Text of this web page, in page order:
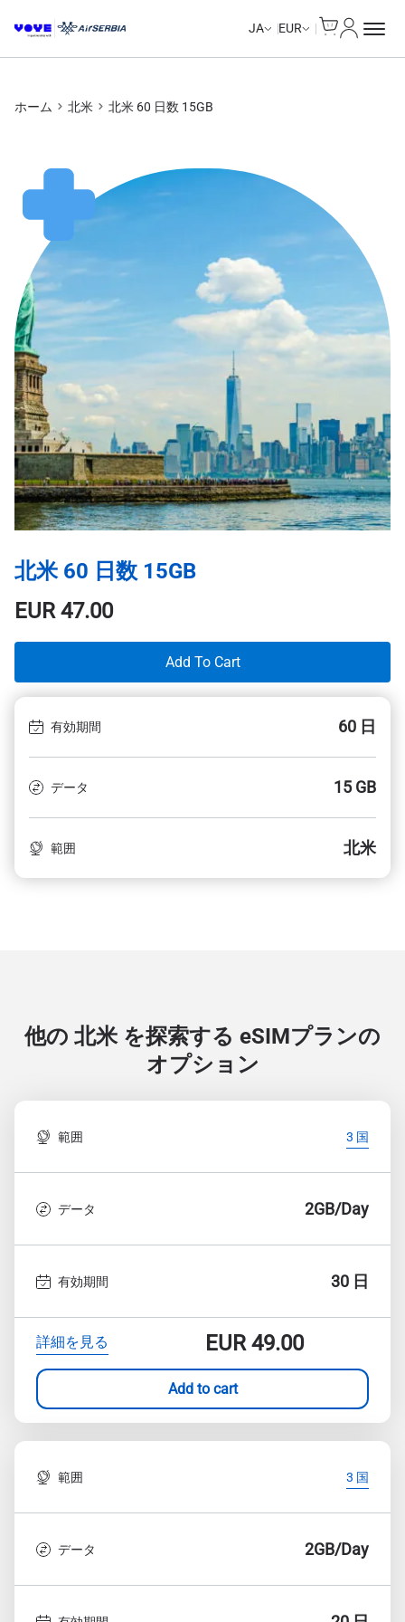
JA EUR
ホーム 北米 北米 60 日数 15GB
北米 60 日数 15GB
EUR47.00
Add To Cart
有効期間 60 日
データ 15 GB
範囲 北米
他の 北米 を探索する eSIMプランの
オプション
範囲 3 国
データ 2GB/Day
有効期間 30 日
詳細を見る EUR49.00
Add to cart
範囲 3 国
データ 2GB/Day